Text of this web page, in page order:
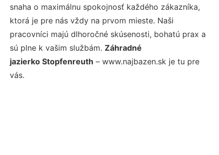
snaha o maximálnu spokojnosť každého zákazníka,
ktorá je pre nás vždy na prvom mieste. Naši
pracovníci majú dlhoročné skúsenosti, bohatú prax a
sú plne k vašim službám. Záhradné
jazierko Stopfenreuth – www.najbazen.sk je tu pre
vás.